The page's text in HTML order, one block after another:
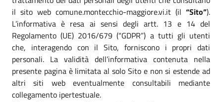
il sito web comune.montecchio-maggiore.vi.it (il “Sito”).
L’informativa è resa ai sensi degli artt. 13 e 14 del
Regolamento (UE) 2016/679 (“GDPR”) a tutti gli utenti
che, interagendo con il Sito, forniscono i propri dati
personali. La validità dell’informativa contenuta nella
presente pagina è limitata al solo Sito e non si estende ad
altri siti web eventualmente consultabili mediante
collegamento ipertestuale.